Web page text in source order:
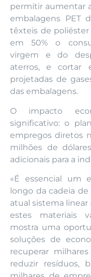
permitir aumentar
embalagens PET
têxteis de poliéster
em 50% o
virgem e do
aterros, e cortar
projetadas de
das embalagens.
O impacto
significativo: o
empregos diretos
milhões de
adicionais para a
«É essencial um
longo da cadeia
atual sistema
estes materiais
mostra uma
soluções de
recuperar
reduzir resíduos,